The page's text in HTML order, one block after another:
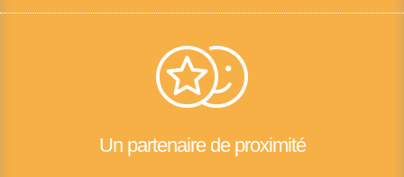
Un partenaire de proximité